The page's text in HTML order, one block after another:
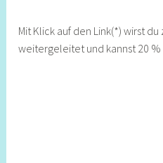
Mit Klick auf den Link(*) wirst
weitergeleitet und kannst 20 %